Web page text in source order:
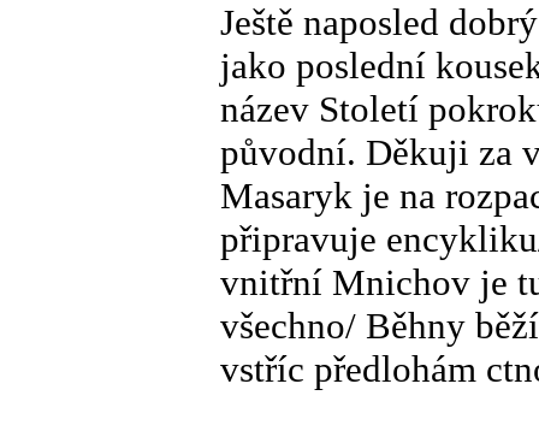
Ještě naposled
jako poslední
název Století
původní. Děkuji za
Masaryk je na
připravuje
vnitřní Mnichov je
všechno/ Běhny
vstříc předlohám